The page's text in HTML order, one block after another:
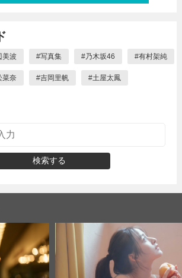
美波 #写真集 #乃木坂46 #有村架純
菜奈 #吉岡里帆 #土屋太鳳
検索する